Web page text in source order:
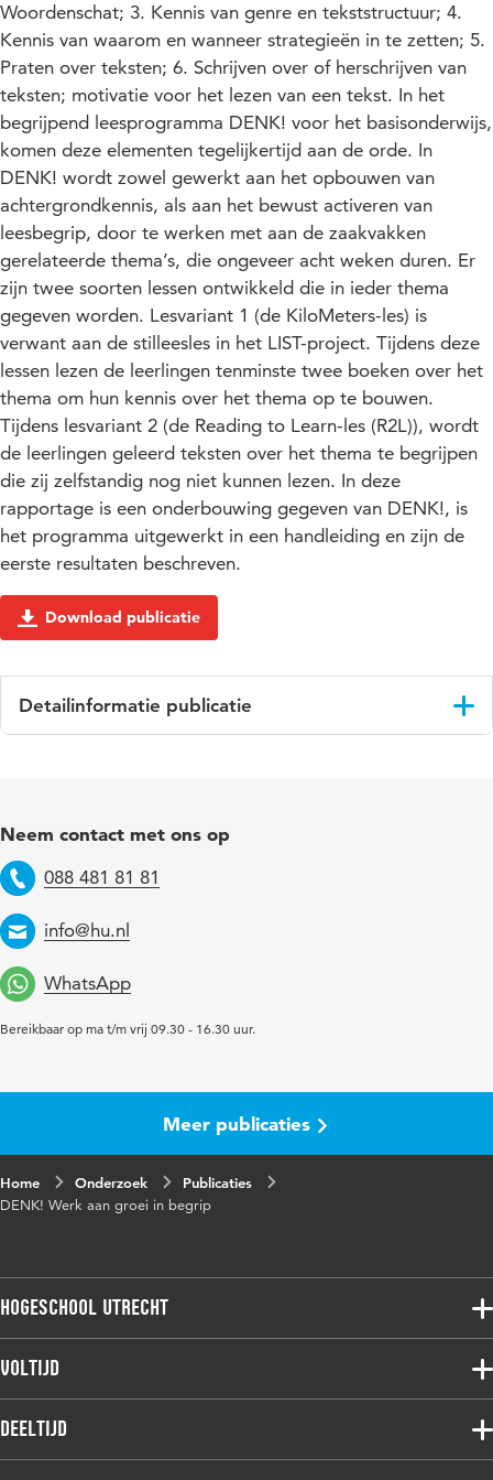
Woordenschat; 3. Kennis van genre en tekststructuur; 4.
Kennis van waarom en wanneer strategieën in te zetten; 5.
Praten over teksten; 6. Schrijven over of herschrijven van
teksten; motivatie voor het lezen van een tekst. In het
begrijpend leesprogramma DENK! voor het basisonderwijs,
komen deze elementen tegelijkertijd aan de orde. In
DENK! wordt zowel gewerkt aan het opbouwen van
achtergrondkennis, als aan het bewust activeren van
leesbegrip, door te werken met aan de zaakvakken
gerelateerde thema’s, die ongeveer acht weken duren. Er
zijn twee soorten lessen ontwikkeld die in ieder thema
gegeven worden. Lesvariant 1 (de KiloMeters-les) is
verwant aan de stilleesles in het LIST-project. Tijdens deze
lessen lezen de leerlingen tenminste twee boeken over het
thema om hun kennis over het thema op te bouwen.
Tijdens lesvariant 2 (de Reading to Learn-les (R2L)), wordt
de leerlingen geleerd teksten over het thema te begrijpen
die zij zelfstandig nog niet kunnen lezen. In deze
rapportage is een onderbouwing gegeven van DENK!, is
het programma uitgewerkt in een handleiding en zijn de
eerste resultaten beschreven.
Download publicatie
Detailinformatie publicatie
Trefwoorden
basisonderwijs
Neem contact met ons op
Telefoon
088 481 81 81
Email
info@hu.nl
WhatsApp
Bereikbaar op ma t/m vrij 09.30 - 16.30 uur.
Meer publicaties
Home Onderzoek
Publicaties
DENK! Werk aan groei in begrip
Hogeschool Utrecht
Voltijdopleidingen
Deeltijdopleidingen
Onderzoek
Voltijd
Associate degree
Bachelor
Deeltijd